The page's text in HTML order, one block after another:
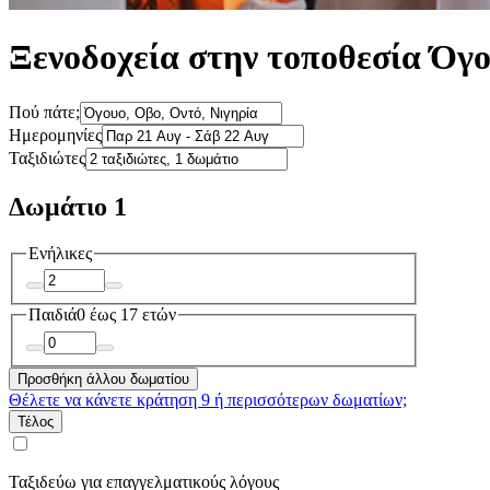
Ξενοδοχεία στην τοποθεσία
Πού πάτε;
Ημερομηνίες
Ταξιδιώτες
Δωμάτιο 1
Ενήλικες
Παιδιά0 έως 17 ετών
Προσθήκη άλλου δωματίου
Θέλετε να κάνετε κράτηση 9 ή περισσότερων δωματίων;
Τέλος
Ταξιδεύω για επαγγελματικούς λόγους